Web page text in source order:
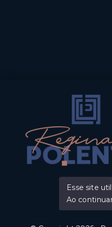
Michel -
Esse site
Ao